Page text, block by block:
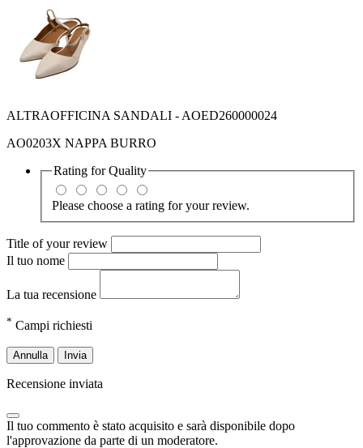
ALTRAOFFICINA SANDALI - AOED260000024
AO0203X NAPPA BURRO
Rating forQuality
Please choose a rating for your review.
Title of your review
Il tuo nome
La tua recensione
* Campi richiesti
Annulla Invia
Recensione inviata
Il tuo commento è stato acquisito e sarà disponibile dopo
l'approvazione da parte di un moderatore.